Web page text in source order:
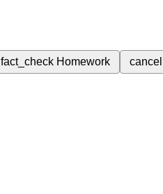
fact_check Homework cancel